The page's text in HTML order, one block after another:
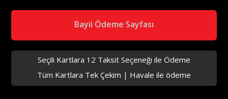
Bayii Ödeme Sayfası
Seçili Kartlara 12 Taksit Seçeneği ile Ödeme
Tüm Kartlara Tek Çekim | Havale ile ödeme